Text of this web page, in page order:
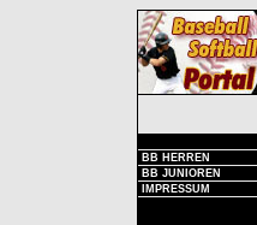
BB HERREN
BB JUNIOREN
IMPRESSUM